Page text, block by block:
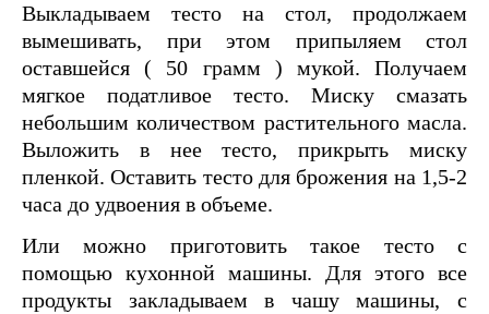
Выкладываем тесто на стол, продолжаем
вымешивать, при этом припыляем стол
оставшейся ( 50 грамм ) мукой. Получаем
мягкое податливое тесто. Миску смазать
небольшим количеством растительного масла.
Выложить в нее тесто, прикрыть миску
пленкой. Оставить тесто для брожения на 1,5-2
часа до удвоения в объеме.
Или можно приготовить такое тесто с
помощью кухонной машины. Для этого все
продукты закладываем в чашу машины, с